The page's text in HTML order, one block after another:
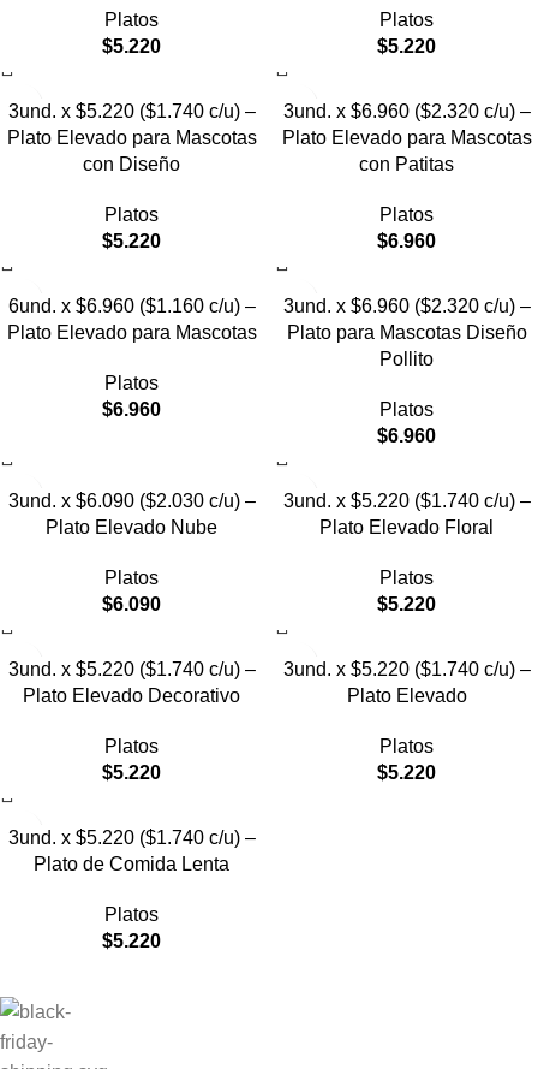
Platos
$5.220
Platos
$5.220
3und. x $5.220 ($1.740 c/u) –
Plato Elevado para Mascotas
con Diseño
Platos
$5.220
3und. x $6.960 ($2.320 c/u) –
Plato Elevado para Mascotas
con Patitas
Platos
$6.960
6und. x $6.960 ($1.160 c/u) –
Plato Elevado para Mascotas
Platos
$6.960
3und. x $6.960 ($2.320 c/u) –
Plato para Mascotas Diseño
Pollito
Platos
$6.960
3und. x $6.090 ($2.030 c/u) –
Plato Elevado Nube
Platos
$6.090
3und. x $5.220 ($1.740 c/u) –
Plato Elevado Floral
Platos
$5.220
3und. x $5.220 ($1.740 c/u) –
Plato Elevado Decorativo
Platos
$5.220
3und. x $5.220 ($1.740 c/u) –
Plato Elevado
Platos
$5.220
3und. x $5.220 ($1.740 c/u) –
Plato de Comida Lenta
Platos
$5.220